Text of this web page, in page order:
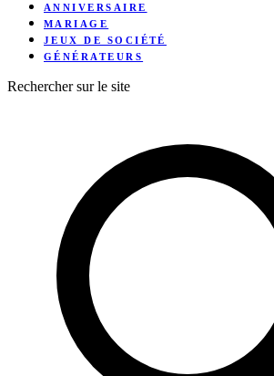
ANNIVERSAIRE
MARIAGE
JEUX DE SOCIÉTÉ
GÉNÉRATEURS
Rechercher sur le site